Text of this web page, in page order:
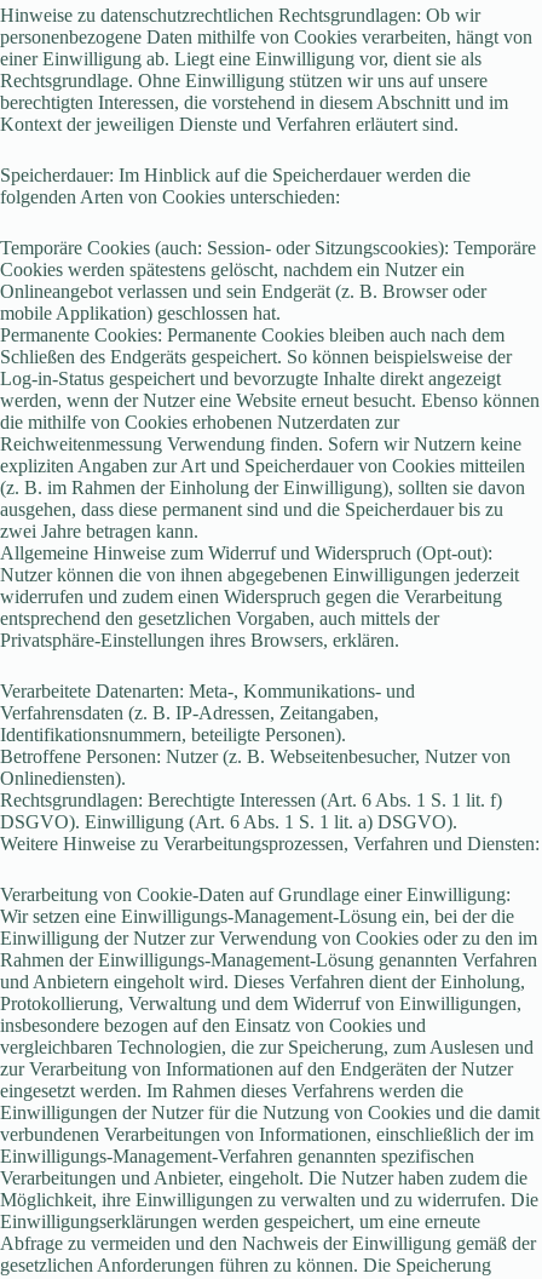
Hinweise zu datenschutzrechtlichen Rechtsgrundlagen: Ob wir
personenbezogene Daten mithilfe von Cookies verarbeiten, hängt von
einer Einwilligung ab. Liegt eine Einwilligung vor, dient sie als
Rechtsgrundlage. Ohne Einwilligung stützen wir uns auf unsere
berechtigten Interessen, die vorstehend in diesem Abschnitt und im
Kontext der jeweiligen Dienste und Verfahren erläutert sind.
Speicherdauer: Im Hinblick auf die Speicherdauer werden die
folgenden Arten von Cookies unterschieden:
Temporäre Cookies (auch: Session- oder Sitzungscookies): Temporäre
Cookies werden spätestens gelöscht, nachdem ein Nutzer ein
Onlineangebot verlassen und sein Endgerät (z. B. Browser oder
mobile Applikation) geschlossen hat.
Permanente Cookies: Permanente Cookies bleiben auch nach dem
Schließen des Endgeräts gespeichert. So können beispielsweise der
Log-in-Status gespeichert und bevorzugte Inhalte direkt angezeigt
werden, wenn der Nutzer eine Website erneut besucht. Ebenso können
die mithilfe von Cookies erhobenen Nutzerdaten zur
Reichweitenmessung Verwendung finden. Sofern wir Nutzern keine
expliziten Angaben zur Art und Speicherdauer von Cookies mitteilen
(z. B. im Rahmen der Einholung der Einwilligung), sollten sie davon
ausgehen, dass diese permanent sind und die Speicherdauer bis zu
zwei Jahre betragen kann.
Allgemeine Hinweise zum Widerruf und Widerspruch (Opt-out):
Nutzer können die von ihnen abgegebenen Einwilligungen jederzeit
widerrufen und zudem einen Widerspruch gegen die Verarbeitung
entsprechend den gesetzlichen Vorgaben, auch mittels der
Privatsphäre-Einstellungen ihres Browsers, erklären.
Verarbeitete Datenarten: Meta-, Kommunikations- und
Verfahrensdaten (z. B. IP-Adressen, Zeitangaben,
Identifikationsnummern, beteiligte Personen).
Betroffene Personen: Nutzer (z. B. Webseitenbesucher, Nutzer von
Onlinediensten).
Rechtsgrundlagen: Berechtigte Interessen (Art. 6 Abs. 1 S. 1 lit. f)
DSGVO). Einwilligung (Art. 6 Abs. 1 S. 1 lit. a) DSGVO).
Weitere Hinweise zu Verarbeitungsprozessen, Verfahren und Diensten:
Verarbeitung von Cookie-Daten auf Grundlage einer Einwilligung:
Wir setzen eine Einwilligungs-Management-Lösung ein, bei der die
Einwilligung der Nutzer zur Verwendung von Cookies oder zu den im
Rahmen der Einwilligungs-Management-Lösung genannten Verfahren
und Anbietern eingeholt wird. Dieses Verfahren dient der Einholung,
Protokollierung, Verwaltung und dem Widerruf von Einwilligungen,
insbesondere bezogen auf den Einsatz von Cookies und
vergleichbaren Technologien, die zur Speicherung, zum Auslesen und
zur Verarbeitung von Informationen auf den Endgeräten der Nutzer
eingesetzt werden. Im Rahmen dieses Verfahrens werden die
Einwilligungen der Nutzer für die Nutzung von Cookies und die damit
verbundenen Verarbeitungen von Informationen, einschließlich der im
Einwilligungs-Management-Verfahren genannten spezifischen
Verarbeitungen und Anbieter, eingeholt. Die Nutzer haben zudem die
Möglichkeit, ihre Einwilligungen zu verwalten und zu widerrufen. Die
Einwilligungserklärungen werden gespeichert, um eine erneute
Abfrage zu vermeiden und den Nachweis der Einwilligung gemäß der
gesetzlichen Anforderungen führen zu können. Die Speicherung